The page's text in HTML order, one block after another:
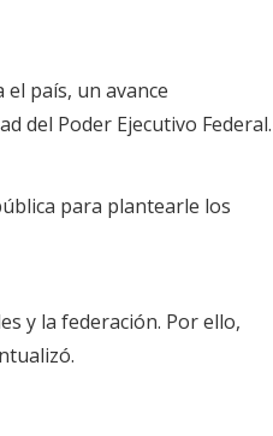
país, un avance
del Poder Ejecutivo Federal.
para plantearle los
y la federación. Por ello,